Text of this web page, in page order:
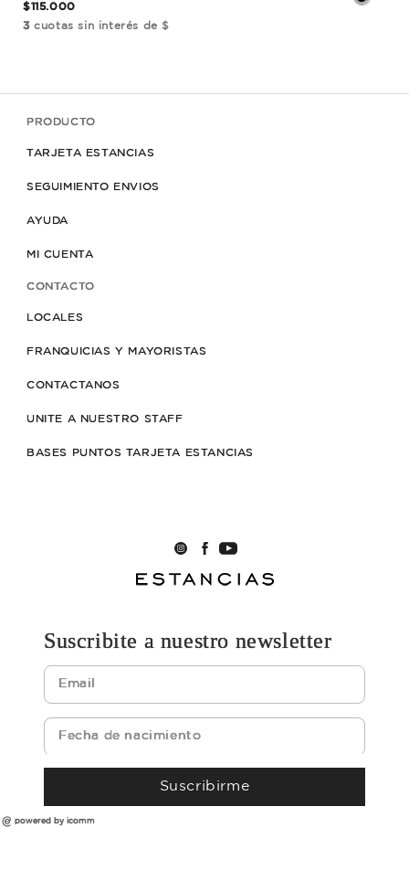
$115.000
3 cuotas sin interés de $
PRODUCTO
TARJETA ESTANCIAS
SEGUIMIENTO ENVIOS
AYUDA
MI CUENTA
CONTACTO
LOCALES
FRANQUICIAS Y MAYORISTAS
CONTACTANOS
UNITE A NUESTRO STAFF
BASES PUNTOS TARJETA ESTANCIAS
Suscribite a nuestro newsletter
Suscribirme
powered by icomm